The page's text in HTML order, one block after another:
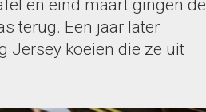
en eind maart gingen de
terug. Een jaar later
Jersey koeien die ze uit